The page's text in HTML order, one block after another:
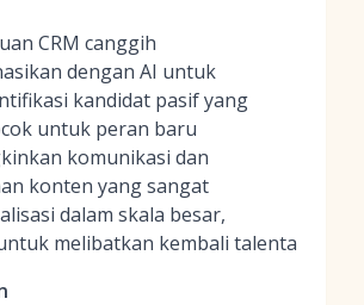
CRM canggih
dengan AI untuk
kandidat pasif yang
untuk peran baru
komunikasi dan
konten yang sangat
dalam skala besar,
melibatkan kembali talenta